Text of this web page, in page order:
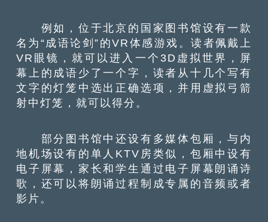
例如，位于北京的国家图书馆设有一款
名为“成语论剑”的VR体感游戏。读者佩戴上
VR眼镜，就可以进入一个3D虚拟世界，屏
幕上的成语少了一个字，读者从十几个写有
文字的灯笼中选出正确选项，并用虚拟弓箭
射中灯笼，就可以得分。
部分图书馆中还设有多媒体包厢，与内
地机场设有的单人KTV房类似，包厢中设有
电子屏幕，家长和学生通过电子屏幕朗诵诗
歌，还可以将朗诵过程制成专属的音频或者
影片。